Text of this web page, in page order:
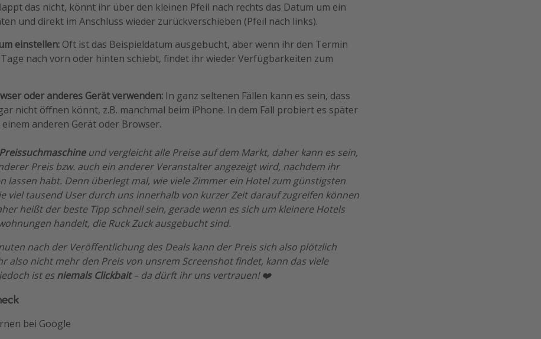
das nicht, könnt ihr über den kleinen Pfeil nach rechts das Datum um ein
und direkt im Anschluss wieder zurückverschieben (Pfeil nach links).
einstellen: Oft ist das Beispieldatum ausgebucht, aber wenn ihr den Termin
nach vorn oder hinten schiebt, findet ihr wieder Verfügbarkeiten zum
oder anderes Gerät verwenden: In ganz seltenen Fällen kann es sein, dass
nicht öffnen könnt, z.B. manchmal beim iPhone. In dem Fall probiert es später
anderen Gerät oder Browser.
Preissuchmaschineund vergleicht alle Preise auf dem Markt, daher kann es sein,
Preis bzw. auch ein anderer Veranstalter angezeigt wird, nachdem ihr
lassen habt. Denn überlegt mal, wie viele Zimmer ein Hotel zum günstigsten
viel tausend User durch uns innerhalb von kurzer Zeit darauf zugreifen können
heißt der beste Tipp schnell sein, gerade wenn es sich um kleinere Hotels
handelt, die Ruck Zuck ausgebucht sind.
nach der Veröffentlichung des Deals kann der Preis sich also plötzlich
also nicht mehr den Preis von unsrem Screenshot findet, kann das viele
ist es niemals Clickbait– da dürft ihr uns vertrauen! ❤️
bei Google